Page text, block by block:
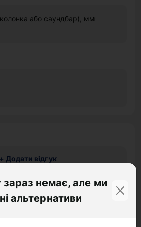
або саундбар), мм
+ Додати відгук
зараз немає, але ми
альтернативи